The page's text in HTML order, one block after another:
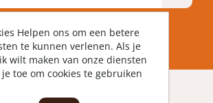
Helpen ons om een betere
te kunnen verlenen. Als je
wilt maken van onze diensten
toe om cookies te gebruiken